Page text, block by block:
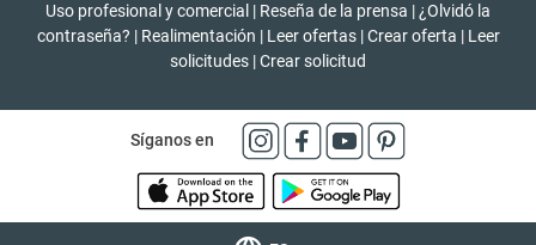
Uso profesional y comercial | Reseña de la prensa | ¿Olvidó la
contraseña? | Realimentación | Leer ofertas | Crear oferta | Leer
solicitudes |Crear solicitud
Síganos en